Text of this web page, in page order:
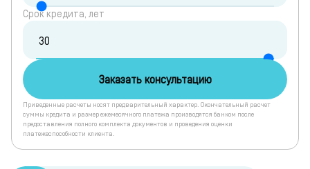
Срок кредита, лет
Заказать консультацию
Приведенные расчеты носят предварительный характер. Окончательный расчет
суммы кредита и размер ежемесячного платежа производятся банком после
предоставления полного комплекта документов и проведения оценки
платежеспособности клиента.